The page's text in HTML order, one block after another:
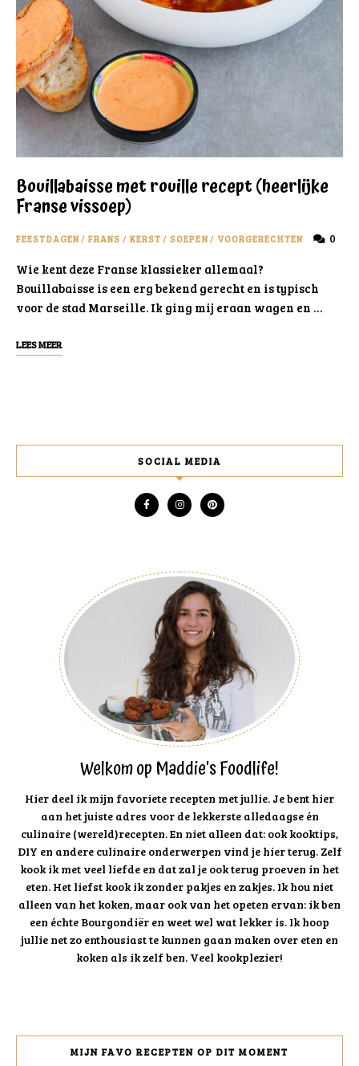
Bouillabaisse met rouille recept (heerlijke
Franse vissoep)
FEESTDAGEN/ FRANS / KERST / SOEPEN/ VOORGERECHTEN 0
Wie kent deze Franse klassieker allemaal?
Bouillabaisse is een erg bekend gerecht en is typisch
voor de stad Marseille. Ik ging mij eraan wagen en …
LEES MEER
SOCIAL MEDIA
Welkom op Maddie's Foodlife!
Hier deel ik mijn favoriete recepten met jullie. Je bent hier
aan het juiste adres voor de lekkerste alledaagse én
culinaire (wereld)recepten. En niet alleen dat: ook kooktips,
DIY en andere culinaire onderwerpen vind je hier terug. Zelf
kook ik met veel liefde en dat zal je ook terug proeven in het
eten. Het liefst kook ik zonder pakjes en zakjes. Ik hou niet
alleen van het koken, maar ook van het opeten ervan: ik ben
een échte Bourgondiër en weet wel wat lekker is. Ik hoop
jullie net zo enthousiast te kunnen gaan maken over eten en
koken als ik zelf ben. Veel kookplezier!
MIJN FAVO RECEPTEN OP DIT MOMENT